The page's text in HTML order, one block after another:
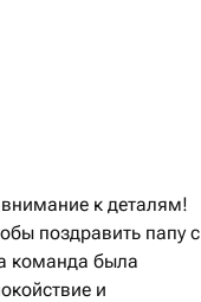
к деталям!
поздравить папу с
команда была
и